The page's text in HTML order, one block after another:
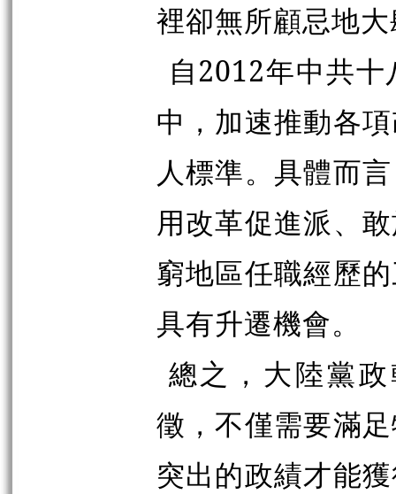
裡卻無所顧忌地
自2012年中共
中，加速推動各
人標準。具體而
用改革促進派、
窮地區任職經歷
具有升遷機會。
總之，大陸黨
徵，不僅需要滿
突出的政績才能